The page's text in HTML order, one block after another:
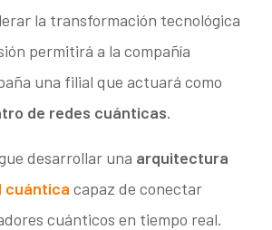
la transformación tecnológica
permitirá a la compañía
una filial que actuará como
de redes cuánticas.
desarrollar una arquitectura
cuántica capaz de conectar
cuánticos en tiempo real.